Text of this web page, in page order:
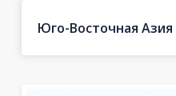
Юго-Восточная Азия